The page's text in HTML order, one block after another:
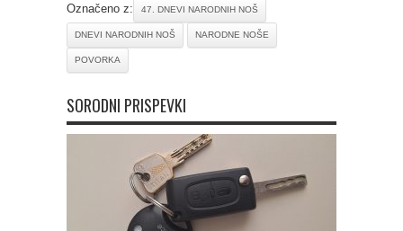
Označeno z: 47. DNEVI NARODNIH NOŠ
DNEVI NARODNIH NOŠ NARODNE NOŠE
POVORKA
SORODNI PRISPEVKI